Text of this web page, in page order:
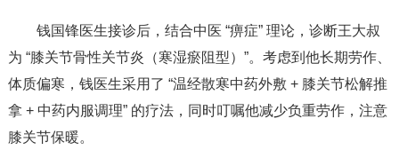
钱国锋医生接诊后，结合中医 “痹症” 理论，诊断王大叔
为 “膝关节骨性关节炎（寒湿瘀阻型）”。考虑到他长期劳作、
体质偏寒，钱医生采用了 “温经散寒中药外敷 + 膝关节松解推
拿 + 中药内服调理” 的疗法，同时叮嘱他减少负重劳作，注意
膝关节保暖。